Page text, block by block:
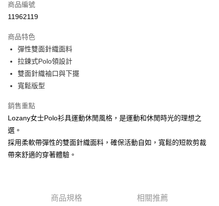
信用卡分期付款
合作金庫商業銀行
華南商業銀行
上海商業儲蓄銀行
國泰世華商業銀行
臺灣中小企業銀行
聯邦商業銀行
元大商業銀行
永豐商業銀行
玉山商業銀行
台灣樂天信用卡公司
LINE Pay
Apple Pay
街口支付
全盈+PAY
AFTEE先享後付
相關說明
【關於「AFTEE先享後付」】
２．便利：只要手機號碼，簡訊認證，即可結帳。
３．安心：先確認商品／服務後，再付款。
商品編號
11962119
商品特色
彈性雙面針織面料
拉鍊式Polo領設計
雙面針織袖口與下擺
寬鬆版型
銷售重點
Lozany女士Polo衫具運動休閒風格，是運動和休閒時光的理想之
選。
採用柔軟帶彈性的雙面針織面料，確保活動自如，寬鬆的短款剪裁
帶來舒適的穿著體驗。
商品規格 相關推薦